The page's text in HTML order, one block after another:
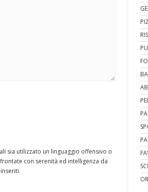
sia utilizzato un linguaggio offensivo o
con serenità ed intelligenza da